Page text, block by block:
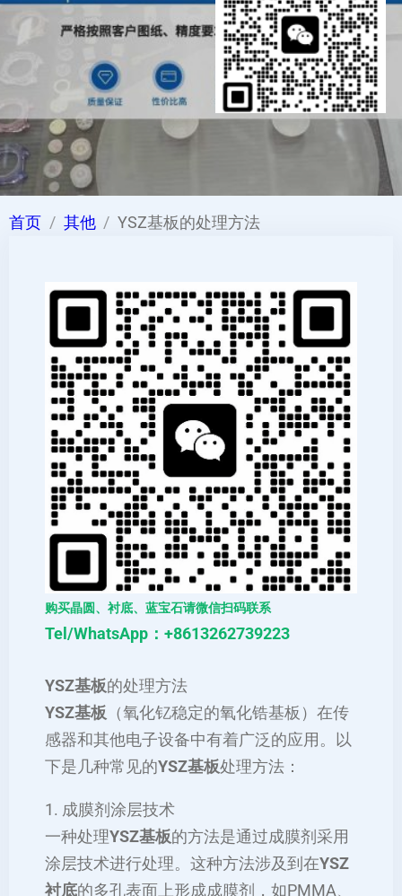
首页 其他 YSZ基板的处理方法
购买晶圆、衬底、蓝宝石请微信扫码联系
Tel/WhatsApp：+8613262739223
YSZ基板的处理方法
YSZ基板 （氧化钇稳定的氧化锆基板）在传
感器和其他电子设备中有着广泛的应用。以
下是几种常见的YSZ基板处理方法：
1. 成膜剂涂层技术
一种处理YSZ基板的方法是通过成膜剂采用
涂层技术进行处理。这种方法涉及到在YSZ
衬底的多孔表面上形成成膜剂，如PMMA、